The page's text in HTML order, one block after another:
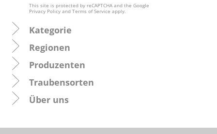
This site is protected by reCAPTCHA and the Google
Privacy Policy and Terms of Service apply.
Kategorie
Regionen
Produzenten
Traubensorten
Über uns